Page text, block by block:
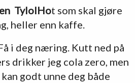
TylolHot som skal gjøre
heller enn kaffe.
i deg næring. Kutt ned på
drikker jeg cola zero, men
godt unne deg både